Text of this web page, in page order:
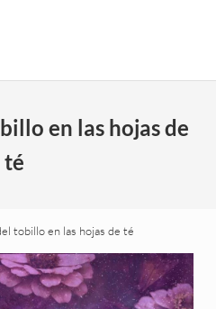
en las hojas de
té
tobillo en las hojas de té